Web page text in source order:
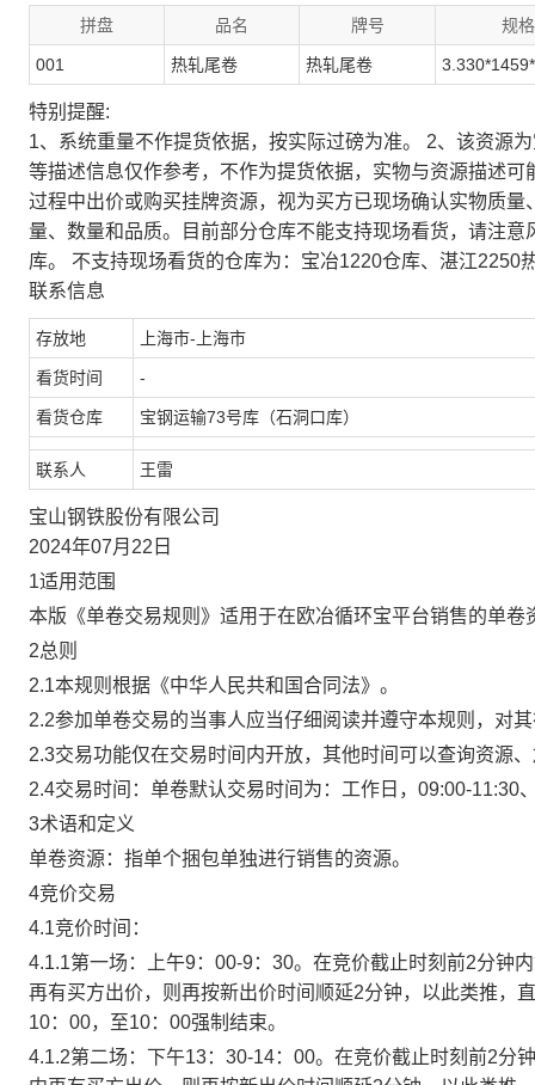
拼盘 品名 牌号 规格
001 热轧尾卷 热轧尾卷
特别提醒:
1、系统重量不作提货依据，按实际过磅为准。 2、该资源
等描述信息仅作参考，不作为提货依据，实物与资源描述
过程中出价或购买挂牌资源，视为买方已现场确认实物质
量、数量和品质。目前部分仓库不能支持现场看货，请注
库。 不支持现场看货的仓库为：宝冶1220仓库、湛江2250
联系信息
存放地 上海市-上海市
看货时间 -
看货仓库 宝钢运输73号库（石洞口库）
联系人 王雷
宝山钢铁股份有限公司
2024年07月22日
1适用范围
本版《单卷交易规则》适用于在欧冶循环宝平台销售的单卷
2总则
2.1本规则根据《中华人民共和国合同法》。
2.2参加单卷交易的当事人应当仔细阅读并遵守本规则，对
2.3交易功能仅在交易时间内开放，其他时间可以查询资源
2.4交易时间：单卷默认交易时间为：工作日，09:00-11:30
3术语和定义
单卷资源：指单个捆包单独进行销售的资源。
4竞价交易
4.1竞价时间：
4.1.1第一场：上午9：00-9：30。在竞价截止时刻前2分钟
再有买方出价，则再按新出价时间顺延2分钟，以此类推，
10：00，至10：00强制结束。
4.1.2第二场：下午13：30-14：00。在竞价截止时刻前2分